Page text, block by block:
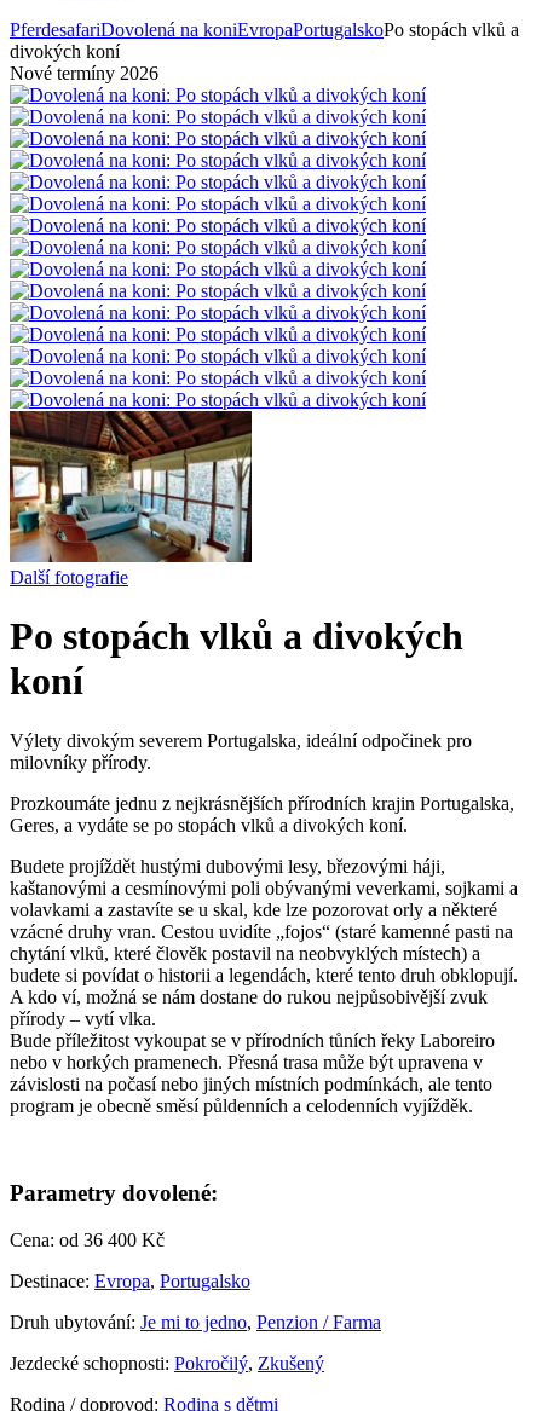
PferdesafariDovolená na koniEvropaPortugalskoPo stopách vlků a
divokých koní
Nové termíny 2026
Další fotografie
Po stopách vlků a divokých
koní
Výlety divokým severem Portugalska, ideální odpočinek pro
milovníky přírody.
Prozkoumáte jednu z nejkrásnějších přírodních krajin Portugalska,
Geres, a vydáte se po stopách vlků a divokých koní.
Budete projíždět hustými dubovými lesy, březovými háji,
kaštanovými a cesmínovými poli obývanými veverkami, sojkami a
volavkami a zastavíte se u skal, kde lze pozorovat orly a některé
vzácné druhy vran. Cestou uvidíte „fojos“ (staré kamenné pasti na
chytání vlků, které člověk postavil na neobvyklých místech) a
budete si povídat o historii a legendách, které tento druh obklopují.
A kdo ví, možná se nám dostane do rukou nejpůsobivější zvuk
přírody – vytí vlka.
Bude příležitost vykoupat se v přírodních tůních řeky Laboreiro
nebo v horkých pramenech. Přesná trasa může být upravena v
závislosti na počasí nebo jiných místních podmínkách, ale tento
program je obecně směsí půldenních a celodenních vyjížděk.
Parametry dovolené:
Cena: od 36 400 Kč
Destinace: Evropa, Portugalsko
Druh ubytování: Je mi to jedno, Penzion / Farma
Jezdecké schopnosti: Pokročilý, Zkušený
Rodina / doprovod: Rodina s dětmi